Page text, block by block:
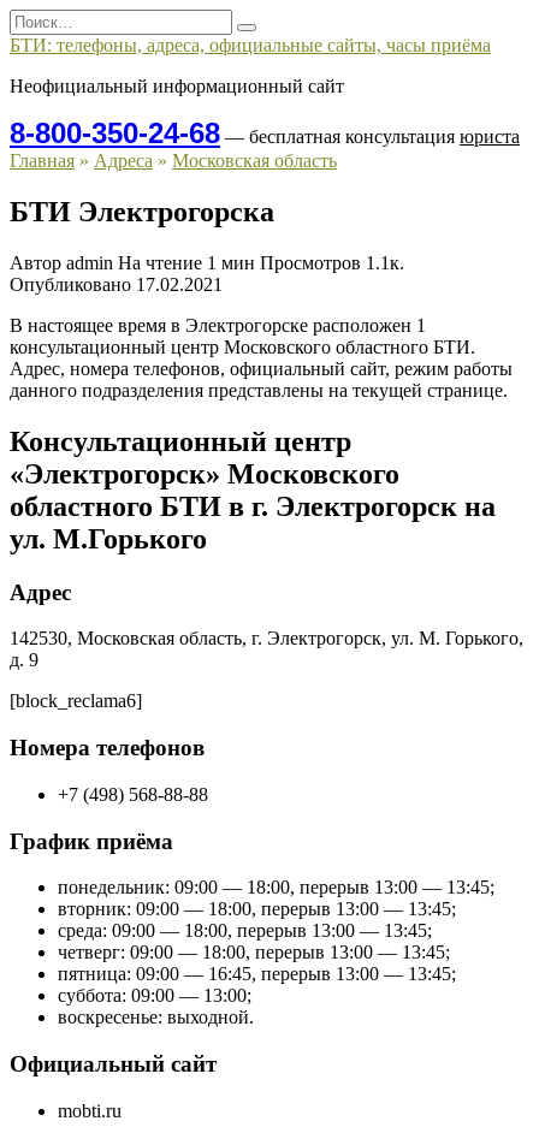
Перейти
к
содержанию
Search
for:
БТИ: телефоны, адреса, официальные сайты, часы приёма
Неофициальный информационный сайт
8-800-350-24-68 — бесплатная консультация юриста
Главная » Адреса » Московская область
БТИ Электрогорска
Автор admin На чтение 1 мин Просмотров 1.1к.
Опубликовано 17.02.2021
В настоящее время в Электрогорске расположен 1
консультационный центр Московского областного БТИ.
Адрес, номера телефонов, официальный сайт, режим работы
данного подразделения представлены на текущей странице.
Консультационный центр
«Электрогорск» Московского
областного БТИ в г. Электрогорск на
ул. М.Горького
Адрес
142530, Московская область, г. Электрогорск, ул. М. Горького,
д. 9
[block_reclama6]
Номера телефонов
+7 (498) 568-88-88
График приёма
понедельник: 09:00 — 18:00, перерыв 13:00 — 13:45;
вторник: 09:00 — 18:00, перерыв 13:00 — 13:45;
среда: 09:00 — 18:00, перерыв 13:00 — 13:45;
четверг: 09:00 — 18:00, перерыв 13:00 — 13:45;
пятница: 09:00 — 16:45, перерыв 13:00 — 13:45;
суббота: 09:00 — 13:00;
воскресенье: выходной.
Официальный сайт
mobti.ru